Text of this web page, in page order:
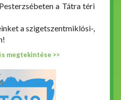
a Tátra téri
a szigetszentmiklósi-,
megtekintése >>